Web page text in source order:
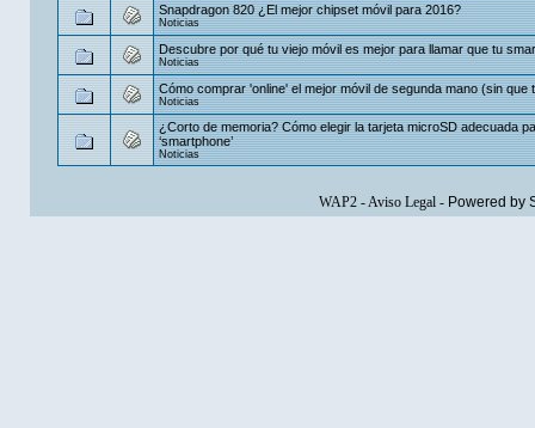
Snapdragon 820 ¿El mejor chipset móvil para 2016?
Noticias
Descubre por qué tu viejo móvil es mejor para llamar que tu
Noticias
Cómo comprar 'online' el mejor móvil de segunda mano (sin que
Noticias
¿Corto de memoria? Cómo elegir la tarjeta microSD adecuada
‘smartphone’
Noticias
WAP2-Aviso Legal- Powered by